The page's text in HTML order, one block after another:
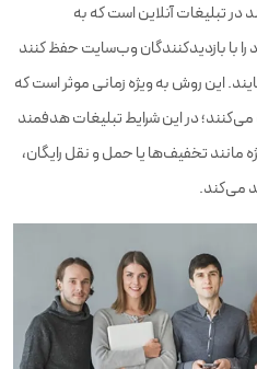
در تبلیغات آنلاین است که به
با بازدیدکنندگان وب‌سایت حفظ کنند
این روش به ویژه زمانی موثر است که
می‌کنند؛ در این شرایط تبلیغات هدفمند
مانند تخفیف‌ها یا حمل و نقل رایگان،
می‌کند.